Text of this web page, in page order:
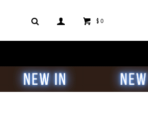
$ 0